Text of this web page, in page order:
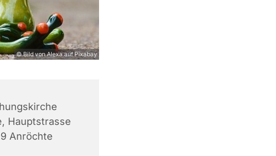
© Bild von Alexa auf Pixabay
Hauptstrasse
Anröchte